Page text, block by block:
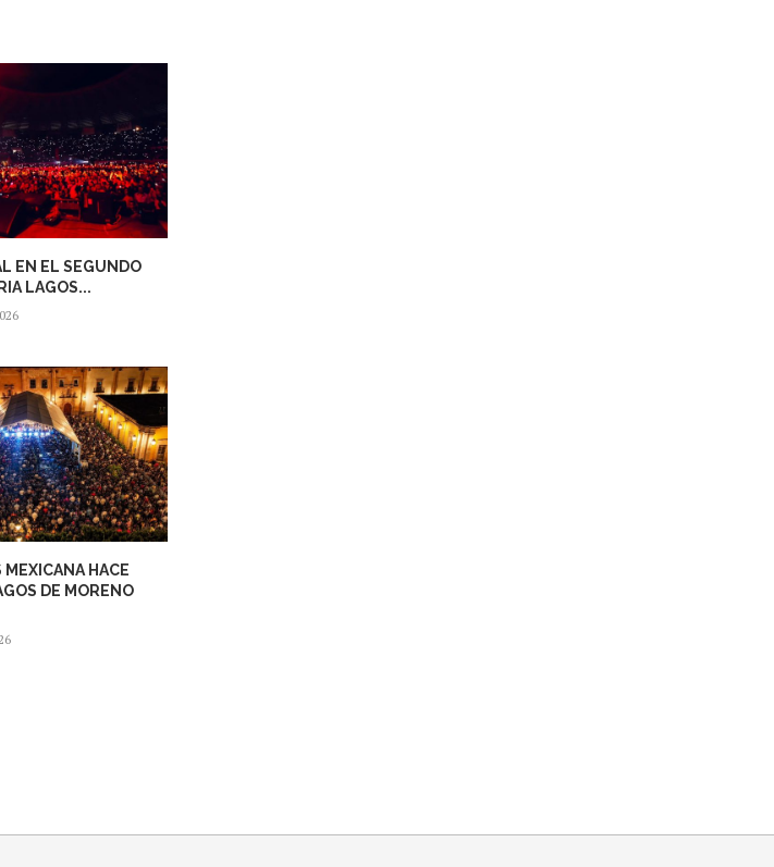
EN EL SEGUNDO
LAGOS...
MEXICANA HACE
DE MORENO